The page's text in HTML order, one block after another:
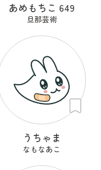
あめもちこ 649
旦那芸術
うちゃま
なもなあこ